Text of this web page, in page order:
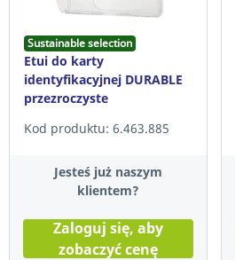
Sustainable selection
Etui do karty
identyfikacyjnej DURABLE
przezroczyste
Kod produktu: 6.463.885
Jesteś już naszym
klientem?
Zaloguj się, aby
zobaczyć cenę